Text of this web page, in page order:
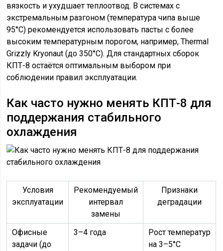
вязкость и ухудшает теплоотвод. В системах с
экстремальным разгоном (температура чипа выше
95°C) рекомендуется использовать пасты с более
высоким температурным порогом, например, Thermal
Grizzly Kryonaut (до 350°C). Для стандартных сборок
КПТ-8 остаётся оптимальным выбором при
соблюдении правил эксплуатации.
Как часто нужно менять КПТ-8 для
поддержания стабильного
охлаждения
Условия
эксплуатации
Рекомендуемый
интервал
замены
Признаки
деградации
Офисные
задачи (до
3–4 года
Рост температур
на 3–5°C